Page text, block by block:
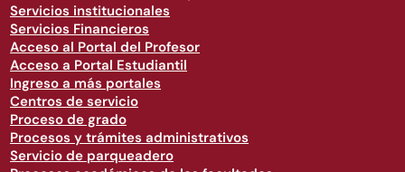
Servicios institucionales
Servicios Financieros
Acceso al Portal del Profesor
Acceso a Portal Estudiantil
Ingreso a más portales
Centros de servicio
Proceso de grado
Procesos y trámites administrativos
Servicio de parqueadero